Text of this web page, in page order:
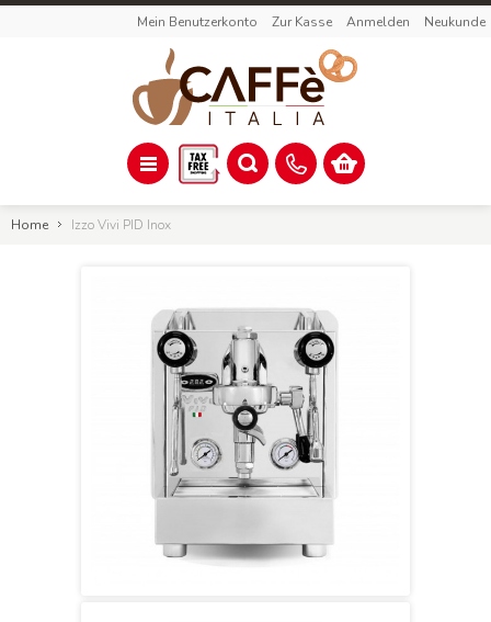
Mein Benutzerkonto Zur Kasse Anmelden Neukunde
Home Izzo Vivi PID Inox